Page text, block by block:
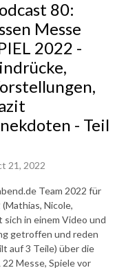
80:
Messe
2022 -
- Teil
21, 2022
Team 2022 für
(Mathias, Nicole,
sich in einem Video und
getroffen und reden
auf 3 Teile) über die
22 Messe, Spiele vor